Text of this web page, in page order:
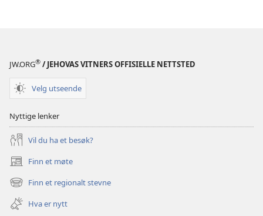
JW.ORG® / JEHOVAS VITNERS OFFISIELLE NETTSTED
Velg utseende
Nyttige lenker
Vil du ha et besøk?
Finn et møte
(åpner
nytt
vindu)
Finn et regionalt stevne
(åpner
nytt
vindu)
Hva er nytt